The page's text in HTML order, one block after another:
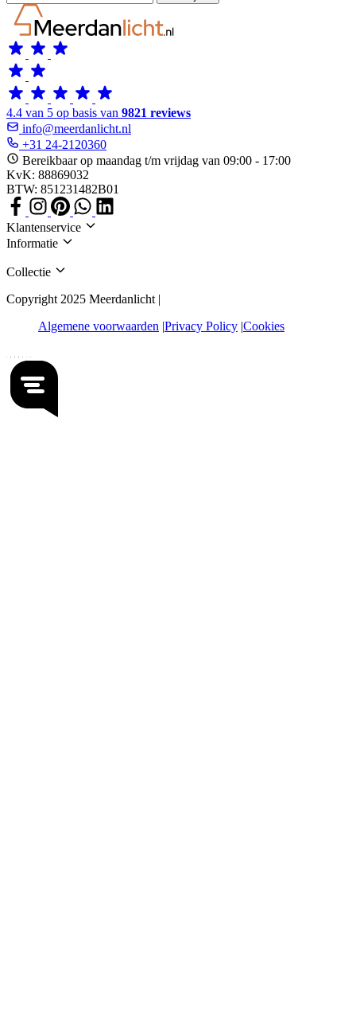
4.4 van 5 op basis van 9821 reviews
info@meerdanlicht.nl
+31 24-2120360
Bereikbaar op maandag t/m vrijdag van 09:00 - 17:00
KvK: 88869032
BTW: 851231482B01
Klantenservice
Informatie
Collectie
Copyright 2025 Meerdanlicht |
Algemene voorwaarden Privacy Policy Cookies